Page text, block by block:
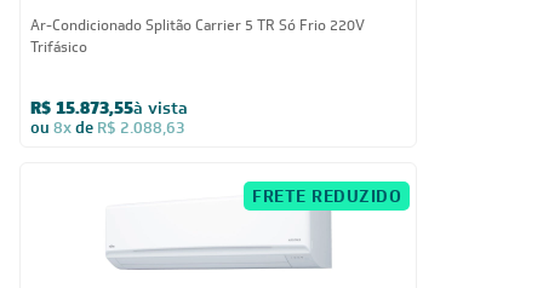
Ar-Condicionado Splitão Carrier 5 TR Só Frio 220V
Trifásico
R$ 15.873,55à vista
ou 8xde R$ 2.088,63
FRETE REDUZIDO